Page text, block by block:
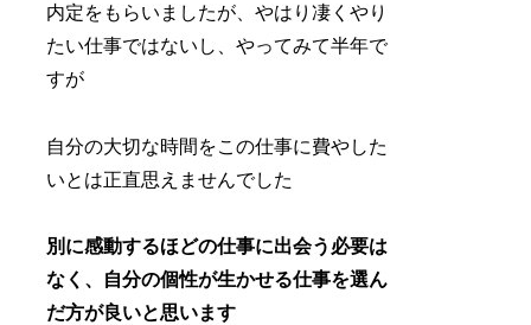
内定をもらいましたが、やはり凄くやり
たい仕事ではないし、やってみて半年で
すが
自分の大切な時間をこの仕事に費やした
いとは正直思えませんでした
別に感動するほどの仕事に出会う必要は
なく、自分の個性が生かせる仕事を選ん
だ方が良いと思います